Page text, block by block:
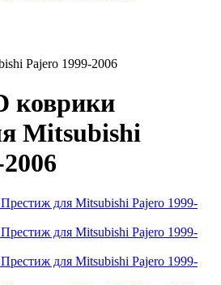
Pajero 1999-2006
коврики
Mitsubishi